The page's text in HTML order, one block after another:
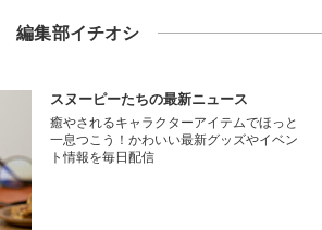
編集部イチオシ
スヌーピーたちの最新ニュース
癒やされるキャラクターアイテムでほっと
一息つこう！かわいい最新グッズやイベン
ト情報を毎日配信